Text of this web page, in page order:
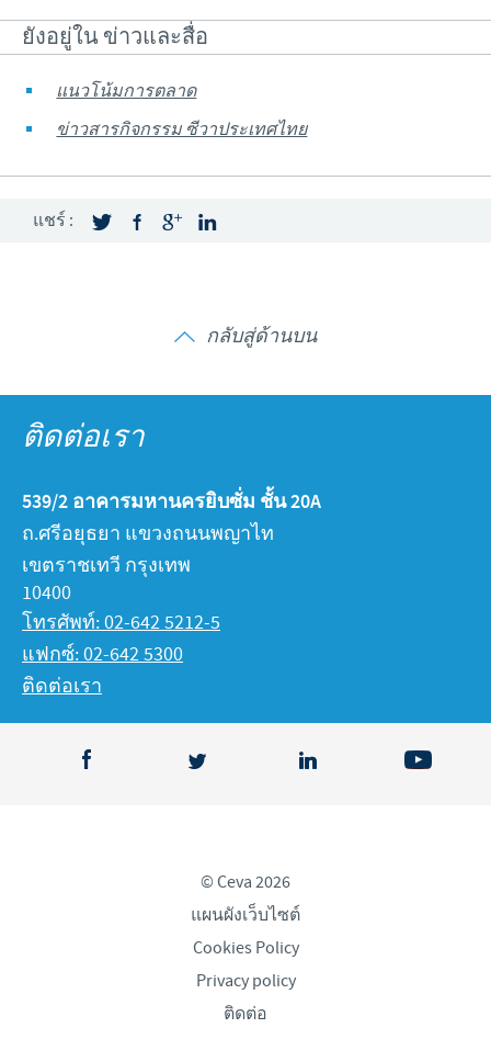
ยังอยู่ใน ข่าวและสื่อ
แนวโน้มการตลาด
ข่าวสารกิจกรรม ซีวาประเทศไทย
แชร์ :
กลับสู่ด้านบน
ติดต่อเรา
539/2 อาคารมหานครยิบซั่ม ชั้น 20A
ถ.ศรีอยุธยา แขวงถนนพญาไท
เขตราชเทวี กรุงเทพ
10400
โทรศัพท์: 02-642 5212-5
แฟกซ์: 02-642 5300
ติดต่อเรา
© Ceva 2026
แผนผังเว็บไซต์
Cookies Policy
Privacy policy
ติดต่อ